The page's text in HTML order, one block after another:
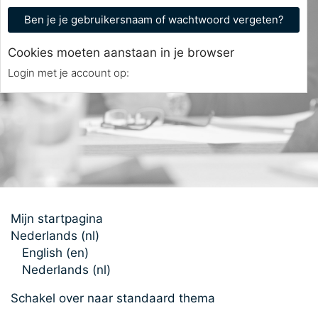
Ben je je gebruikersnaam of wachtwoord vergeten?
Cookies moeten aanstaan in je browser
Login met je account op:
Mijn startpagina
Nederlands ‎(nl)‎
English ‎(en)‎
Nederlands ‎(nl)‎
Schakel over naar standaard thema